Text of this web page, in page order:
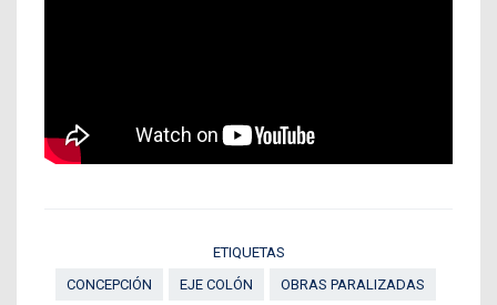
ETIQUETAS
CONCEPCIÓN
EJE COLÓN OBRAS PARALIZADAS